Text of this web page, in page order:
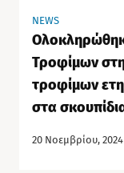
NEWS
Τροφίμων
τροφίμων
στα
20 Νοεμβρίου, 2024